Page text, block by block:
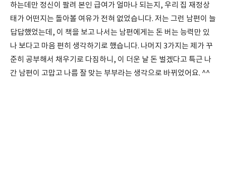
하는데만 정신이 팔려 본인 급여가 얼마나 되는지, 우리 집 재정상
태가 어떤지는 돌아볼 여유가 전혀 없었습니다. 저는 그런 남편이 늘
답답했었는데, 이 책을 보고 나서는 남편에게는 돈 버는 능력만 있
나 보다고 마음 편히 생각하기로 했습니다. 나머지 3가지는 제가 꾸
준히 공부해서 채우기로 다짐하니, 이 더운 날 돈 벌겠다고 특근 나
간 남편이 고맙고 나름 잘 맞는 부부라는 생각으로 바뀌었어요. ^^